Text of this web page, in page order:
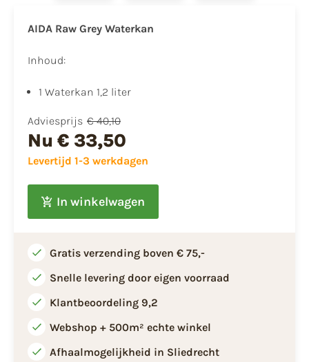
AIDA Raw Grey Waterkan
Inhoud:
1 Waterkan 1,2 liter
Adviesprijs € 40,10
Nu € 33,50
Levertijd 1-3 werkdagen
In winkelwagen
Gratis verzending boven € 75,-
Snelle levering door eigen voorraad
Klantbeoordeling 9,2
Webshop + 500m² echte winkel
Afhaalmogelijkheid in Sliedrecht